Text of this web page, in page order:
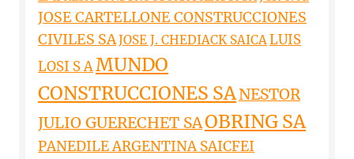
JOSE CARTELLONE CONSTRUCCIONES
CIVILES SAJOSE J. CHEDIACK SAICALUIS
LOSI S AMUNDO
CONSTRUCCIONES SANESTOR
JULIO GUERECHET SAOBRING SA
PANEDILE ARGENTINA SAICFEI